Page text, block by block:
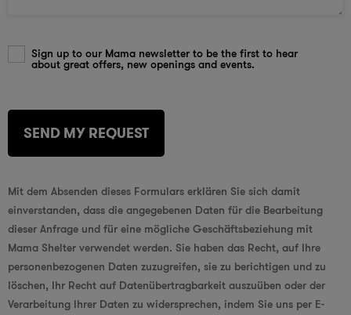
Sign up to our Mama newsletter to be the first to hear
about great offers, new openings and events.
Mit dem Absenden dieses Formulars erklären Sie sich damit
einverstanden, dass die angegebenen Daten für die Bearbeitung
dieser Anfrage und für eine mögliche Geschäftsbeziehung mit
Mama Shelter verwendet werden. Sie haben das Recht, auf Ihre
personenbezogenen Daten zuzugreifen, sie zu berichtigen und zu
löschen, Ihr Recht auf Datenübertragbarkeit auszuüben oder der
Verarbeitung Ihrer Daten zu widersprechen, indem Sie uns per E-